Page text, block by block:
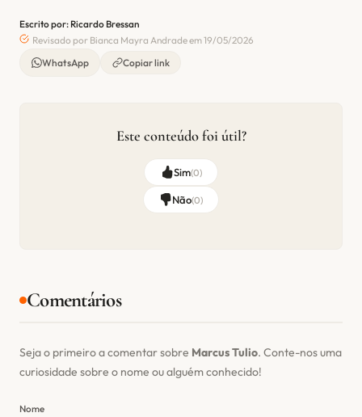
Escrito por: Ricardo Bressan
Revisado por Bianca Mayra Andrade em 19/05/2026
WhatsApp
Copiar link
Este conteúdo foi útil?
Sim(0)
Não(0)
Comentários
Seja o primeiro a comentar sobre Marcus Tulio. Conte-nos uma
curiosidade sobre o nome ou alguém conhecido!
Nome